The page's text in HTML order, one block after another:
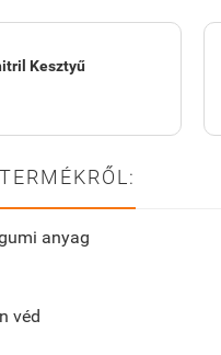
Kesztyű
anyag
véd